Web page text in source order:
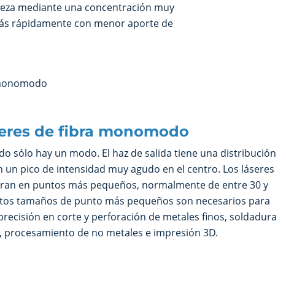
mediante una concentración muy
rápidamente con menor aporte de
de fibra monomodo
sólo hay un modo. El haz de salida tiene una distribución
un pico de intensidad muy agudo en el centro. Los láseres
en puntos más pequeños, normalmente de entre 30 y
tamaños de punto más pequeños son necesarios para
en corte y perforación de metales finos, soldadura
procesamiento de no metales e impresión 3D.